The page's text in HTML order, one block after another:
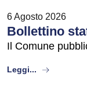
6 Agosto 2026
Bollettino
Il Comune
Leggi... about